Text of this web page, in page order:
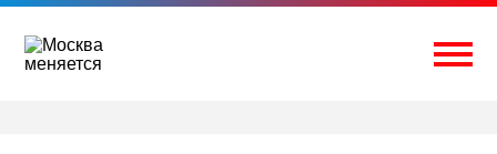
Перейти
содержимому